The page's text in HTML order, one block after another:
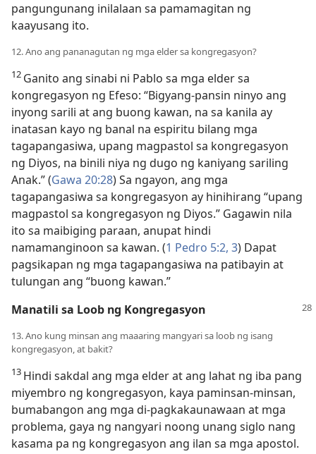
pangungunang inilalaan sa pamamagitan ng
kaayusang ito.
12. Ano ang pananagutan ng mga elder sa kongregasyon?
12 Ganito ang sinabi ni Pablo sa mga elder sa
kongregasyon ng Efeso: “Bigyang-pansin ninyo ang
inyong sarili at ang buong kawan, na sa kanila ay
inatasan kayo ng banal na espiritu bilang mga
tagapangasiwa, upang magpastol sa kongregasyon
ng Diyos, na binili niya ng dugo ng kaniyang sariling
Anak.” (Gawa 20:28) Sa ngayon, ang mga
tagapangasiwa sa kongregasyon ay hinihirang “upang
magpastol sa kongregasyon ng Diyos.” Gagawin nila
ito sa maibiging paraan, anupat hindi
namamanginoon sa kawan. (1 Pedro 5:2, 3) Dapat
pagsikapan ng mga tagapangasiwa na patibayin at
tulungan ang “buong kawan.”
Manatili sa Loob ng Kongregasyon
13. Ano kung minsan ang maaaring mangyari sa loob ng isang
kongregasyon, at bakit?
13 Hindi sakdal ang mga elder at ang lahat ng iba pang
miyembro ng kongregasyon, kaya paminsan-minsan,
bumabangon ang mga di-pagkakaunawaan at mga
problema, gaya ng nangyari noong unang siglo nang
kasama pa ng kongregasyon ang ilan sa mga apostol.